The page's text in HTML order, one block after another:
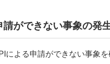
ができない事象の発
よる申請ができない事象を